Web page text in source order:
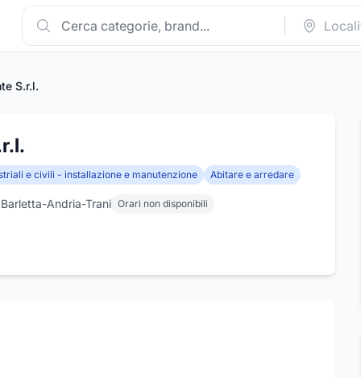
S.r.l.
e civili - installazione e manutenzione Abitare e arredare
Andria-Trani Orari non disponibili